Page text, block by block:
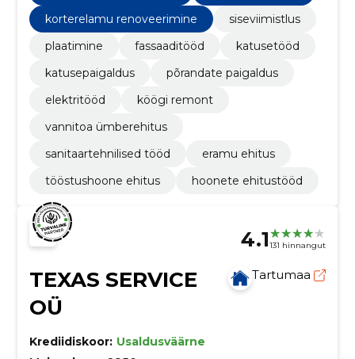
korterelamu renoveerimine
siseviimistlus
plaatimine
fassaaditööd
katusetööd
katusepaigaldus
põrandate paigaldus
elektritööd
köögi remont
vannitoa ümberehitus
sanitaartehnilised tööd
eramu ehitus
tööstushoone ehitus
hoonete ehitustööd
4.1131 hinnangut
TEXAS SERVICE
OÜ
Tartumaa
Krediidiskoor: Usaldusväärne